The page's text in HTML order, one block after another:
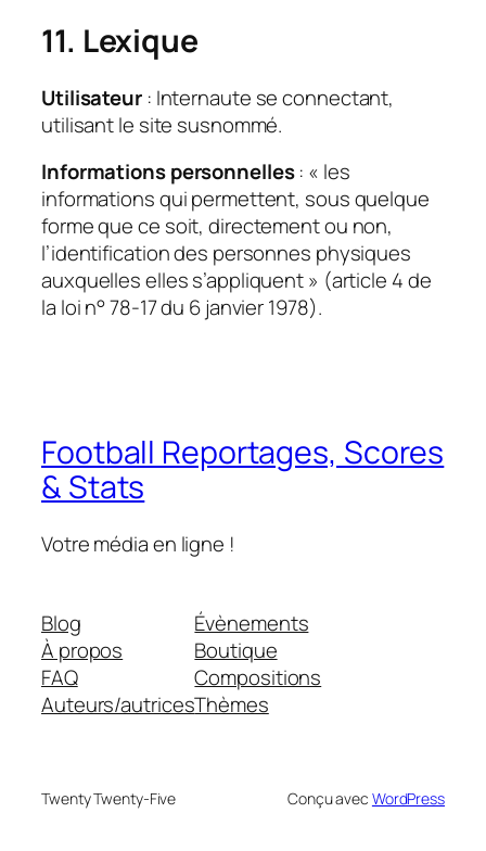
11. Lexique
Utilisateur: Internaute se connectant,
utilisant le site susnommé.
Informations personnelles: « les
informations qui permettent, sous quelque
forme que ce soit, directement ou non,
l’identification des personnes physiques
auxquelles elles s’appliquent » (article 4 de
la loi n° 78-17 du 6 janvier 1978).
Football Reportages, Scores
& Stats
Votre média en ligne !
Blog
À propos
FAQ
Auteurs/autrices
Évènements
Boutique
Compositions
Thèmes
Twenty Twenty-Five Conçu avec WordPress